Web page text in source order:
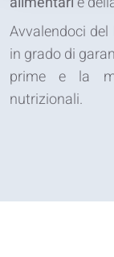
Avvalendoci
in grado di
prime e la
nutrizionali.